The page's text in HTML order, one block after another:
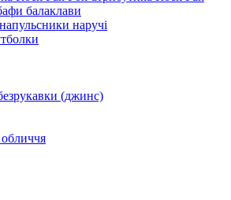
балаклави
наручі
(джинс)